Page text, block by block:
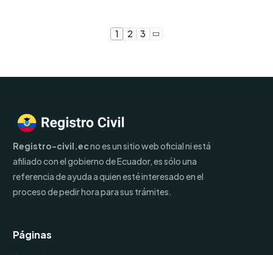
1 2 3
Registro-civil.ecno es un sitio web oficial ni está
afiliado con el gobierno de Ecuador, es sólo una
referencia de ayuda a quien esté interesado en el
proceso de pedir hora para sus trámites.
Páginas